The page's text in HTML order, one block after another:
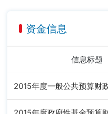
资金信息
信息标题